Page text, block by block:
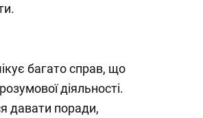
багато справ, що
діяльності.
давати поради,